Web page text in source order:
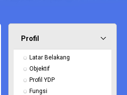
Profil
Latar Belakang
Objektif
Profil YDP
Fungsi